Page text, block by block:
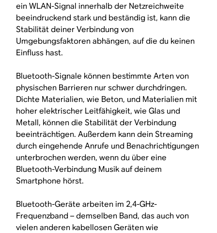
ein WLAN-Signal innerhalb der Netzreichweite
beeindruckend stark und beständig ist, kann die
Stabilität deiner Verbindung von
Umgebungsfaktoren abhängen, auf die du keinen
Einfluss hast.
Bluetooth-Signale können bestimmte Arten von
physischen Barrieren nur schwer durchdringen.
Dichte Materialien, wie Beton, und Materialien mit
hoher elektrischer Leitfähigkeit, wie Glas und
Metall, können die Stabilität der Verbindung
beeinträchtigen. Außerdem kann dein Streaming
durch eingehende Anrufe und Benachrichtigungen
unterbrochen werden, wenn du über eine
Bluetooth-Verbindung Musik auf deinem
Smartphone hörst.
Bluetooth-Geräte arbeiten im 2,4-GHz-
Frequenzband – demselben Band, das auch von
vielen anderen kabellosen Geräten wie